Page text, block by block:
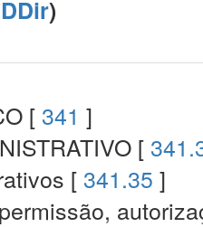
)
[ 341 ]
[
[ 341.35 ]